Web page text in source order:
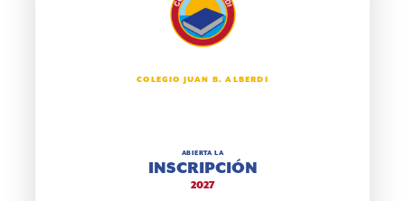
COLEGIO JUAN B. ALBERDI
ABIERTA LA
INSCRIPCIÓN
2027